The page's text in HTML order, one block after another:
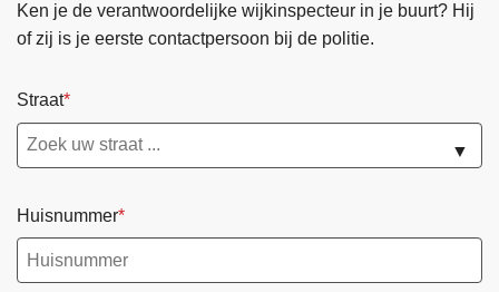
Ken je de verantwoordelijke wijkinspecteur in je buurt? Hij
of zij is je eerste contactpersoon bij de politie.
Straat
▼
Huisnummer